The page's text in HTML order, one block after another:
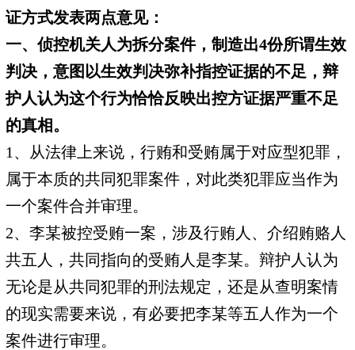
证方式发表两点意见：
一、侦控机关人为拆分案件，制造出4份所谓生效
判决，意图以生效判决弥补指控证据的不足，辩
护人认为这个行为恰恰反映出控方证据严重不足
的真相。
1、从法律上来说，行贿和受贿属于对应型犯罪，
属于本质的共同犯罪案件，对此类犯罪应当作为
一个案件合并审理。
2、李某被控受贿一案，涉及行贿人、介绍贿赂人
共五人，共同指向的受贿人是李某。辩护人认为
无论是从共同犯罪的刑法规定，还是从查明案情
的现实需要来说，有必要把李某等五人作为一个
案件进行审理。